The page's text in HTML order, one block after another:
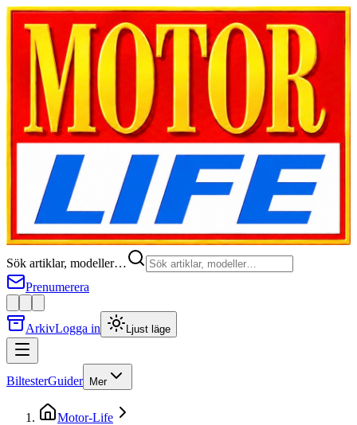
Sök artiklar, modeller…
Prenumerera
ArkivLogga in Ljust läge
BiltesterGuider Mer
Motor-Life